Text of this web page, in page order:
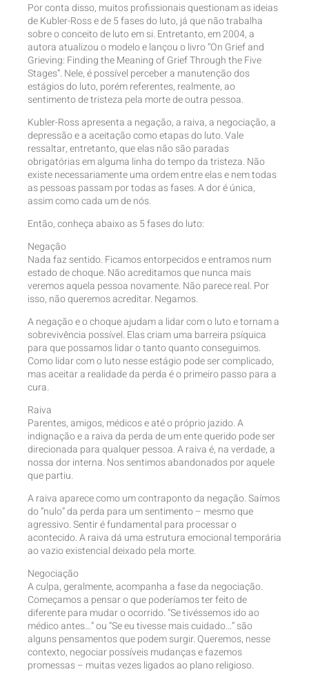
Por conta disso, muitos profissionais questionam as ideias
de Kubler-Ross e de 5 fases do luto, já que não trabalha
sobre o conceito de luto em si. Entretanto, em 2004, a
autora atualizou o modelo e lançou o livro “On Grief and
Grieving: Finding the Meaning of Grief Through the Five
Stages“. Nele, é possível perceber a manutenção dos
estágios do luto, porém referentes, realmente, ao
sentimento de tristeza pela morte de outra pessoa.
Kubler-Ross apresenta a negação, a raiva, a negociação, a
depressão e a aceitação como etapas do luto. Vale
ressaltar, entretanto, que elas não são paradas
obrigatórias em alguma linha do tempo da tristeza. Não
existe necessariamente uma ordem entre elas e nem todas
as pessoas passam por todas as fases. A dor é única,
assim como cada um de nós.
Então, conheça abaixo as 5 fases do luto:
Negação
Nada faz sentido. Ficamos entorpecidos e entramos num
estado de choque. Não acreditamos que nunca mais
veremos aquela pessoa novamente. Não parece real. Por
isso, não queremos acreditar. Negamos.
A negação e o choque ajudam a lidar com o luto e tornam a
sobrevivência possível. Elas criam uma barreira psíquica
para que possamos lidar o tanto quanto conseguimos.
Como lidar com o luto nesse estágio pode ser complicado,
mas aceitar a realidade da perda é o primeiro passo para a
cura.
Raiva
Parentes, amigos, médicos e até o próprio jazido. A
indignação e a raiva da perda de um ente querido pode ser
direcionada para qualquer pessoa. A raiva é, na verdade, a
nossa dor interna. Nos sentimos abandonados por aquele
que partiu.
A raiva aparece como um contraponto da negação. Saímos
do “nulo” da perda para um sentimento – mesmo que
agressivo. Sentir é fundamental para processar o
acontecido. A raiva dá uma estrutura emocional temporária
ao vazio existencial deixado pela morte.
Negociação
A culpa, geralmente, acompanha a fase da negociação.
Começamos a pensar o que poderíamos ter feito de
diferente para mudar o ocorrido. “Se tivéssemos ido ao
médico antes…” ou “Se eu tivesse mais cuidado…” são
alguns pensamentos que podem surgir. Queremos, nesse
contexto, negociar possíveis mudanças e fazemos
promessas – muitas vezes ligados ao plano religioso.